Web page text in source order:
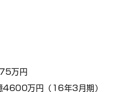
万円
4600万円（16年3月期）